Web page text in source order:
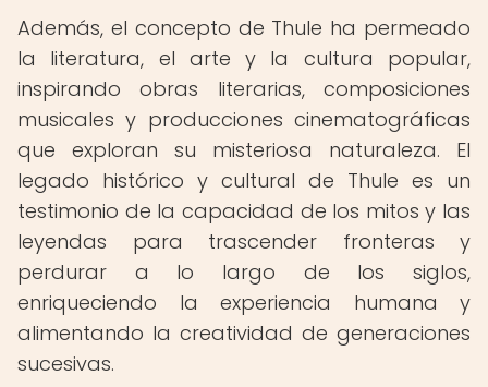
Además, el concepto de Thule ha permeado
la literatura, el arte y la cultura popular,
inspirando obras literarias, composiciones
musicales y producciones cinematográficas
que exploran su misteriosa naturaleza. El
legado histórico y cultural de Thule es un
testimonio de la capacidad de los mitos y las
leyendas para trascender fronteras y
perdurar a lo largo de los siglos,
enriqueciendo la experiencia humana y
alimentando la creatividad de generaciones
sucesivas.